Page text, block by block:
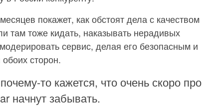
покажет, как обстоят дела с качеством
там тоже кидать, наказывать нерадивых
сервис, делая его безопасным и
сторон.
то кажется, что очень скоро про
начнут забывать.